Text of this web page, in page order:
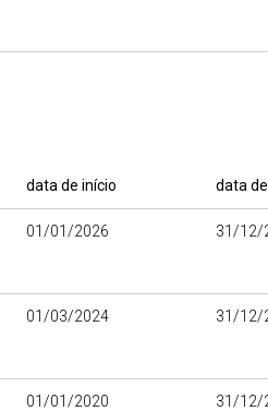
data de início data
01/01/2026 31/12/
01/03/2024 31/12/
01/01/2020 31/12/